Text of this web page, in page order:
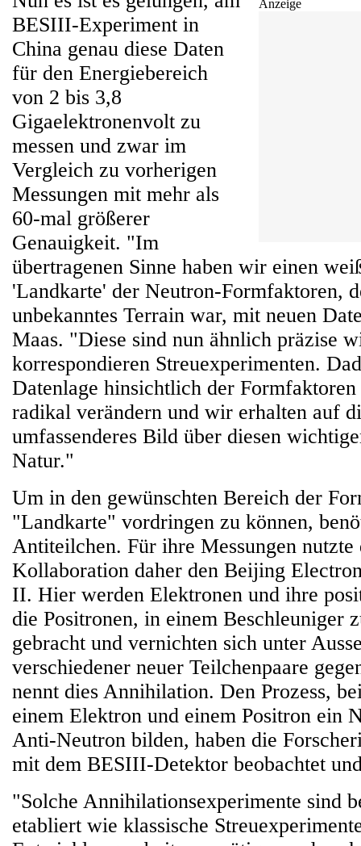
Anzeige
BESIII-Experiment in
China genau diese Daten
für den Energiebereich
von 2 bis 3,8
Gigaelektronenvolt zu
messen und zwar im
Vergleich zu vorherigen
Messungen mit mehr als
60-mal größerer
Genauigkeit. "Im
übertragenen Sinne haben wir einen
'Landkarte' der Neutron-Formfaktoren,
unbekanntes Terrain war, mit neuen
Maas. "Diese sind nun ähnlich präzise
korrespondieren Streuexperimenten.
Datenlage hinsichtlich der Formfaktoren
radikal verändern und wir erhalten auf
umfassenderes Bild über diesen
Natur."
Um in den gewünschten Bereich der
"Landkarte" vordringen zu können,
Antiteilchen. Für ihre Messungen
Kollaboration daher den Beijing
II. Hier werden Elektronen und ihre
die Positronen, in einem Beschleuniger
gebracht und vernichten sich unter
verschiedener neuer Teilchenpaare
nennt dies Annihilation. Den Prozess,
einem Elektron und einem Positron ein
Anti-Neutron bilden, haben die
mit dem BESIII-Detektor beobachtet
"Solche Annihilationsexperimente sind
etabliert wie klassische